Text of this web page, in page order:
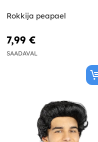
Rokkija peapael
7,99 €
SAADAVAL